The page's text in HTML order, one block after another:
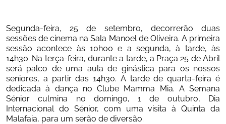
Segunda-feira, 25 de setembro, decorrerão duas
sessões de cinema na Sala Manoel de Oliveira. A primeira
sessão acontece às 10h00 e a segunda, à tarde, às
14h30. Na terça-feira, durante a tarde, a Praça 25 de Abril
será palco de uma aula de ginástica para os nossos
seniores, a partir das 14h30. A tarde de quarta-feira é
dedicada à dança no Clube Mamma Mia. A Semana
Sénior culmina no domingo, 1 de outubro, Dia
Internacional do Sénior, com uma visita à Quinta da
Malafaia, para um serão de diversão.